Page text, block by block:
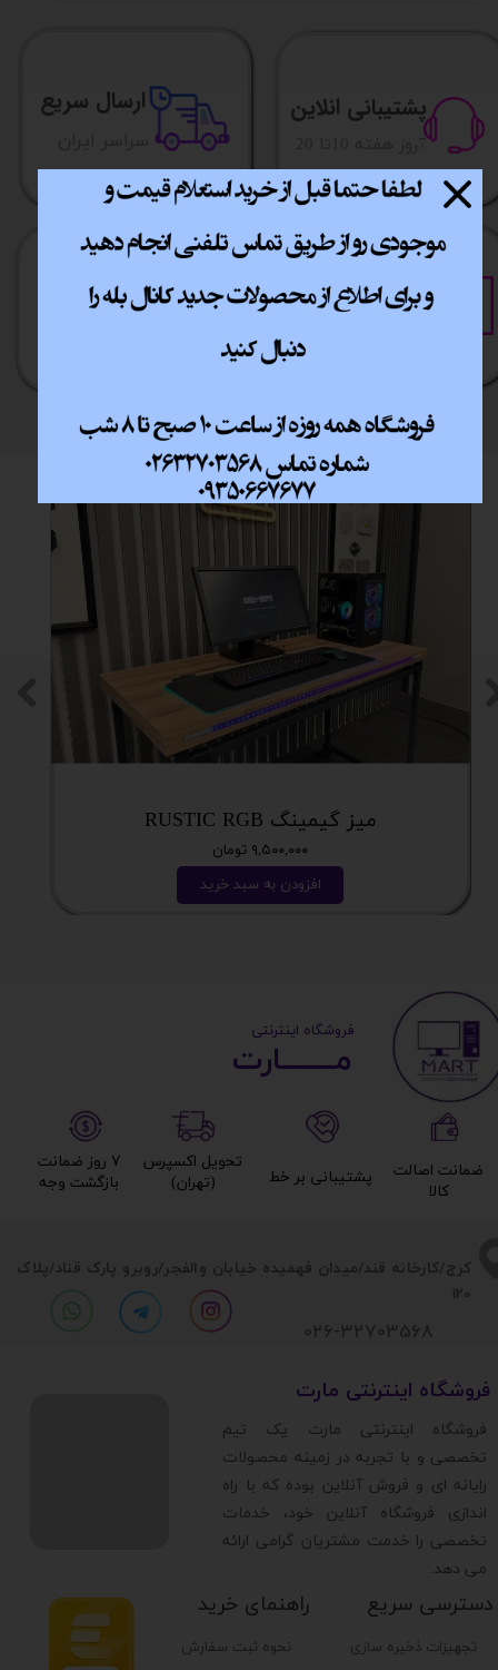
پشتیبانی انلاین
​7روز هفته 10تا 20
ارسال سریع
خرید آسان خرید قسطی
میز گیمینگ RUSTIC RGB
۹,۵۰۰,۰۰۰ تومان
افزودن به سبد خرید
​​کرج/کارخانه قند/میدان فهمیده خیابان والفجر/روبرو پارک قناد/پلاک
120
تجهیزات ذخیره سازی
دسترسی سریع راهنمای خرید
نحوه ثبت سفارش
​فروشگاه اینترنتی مارت
​فروشگاه اینترنتی مارت یک تیم
تخصصی و با تجربه در زمینه محصولات
رایانه ای و فروش آنلاین بوده که با راه
اندازی فروشگاه آنلاین خود، خدمات
تخصصی را خدمت مشتریان گرامی ارائه
می دهد.
026-32703568
مــــــــارت​​​​​​
​ ​فروشگاه اینترنتی
۷ روز ضمانت
بازگشت وجه​​​​​​​
تحویل اکسپرس
(تهران)​​​​​​​
پشتیبانی بر خط​​​​​​​
ضمانت اصالت
کالا​​​​​​​